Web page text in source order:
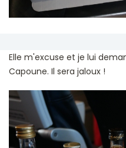
Elle m'excuse et je lui
Capoune. Il sera jaloux !